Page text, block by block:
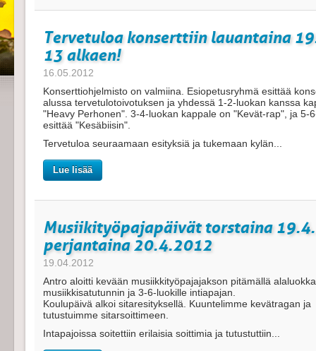
Tervetuloa konserttiin lauantaina
13 alkaen!
16.05.2012
Konserttiohjelmisto on valmiina. Esiopetusryhmä esittää
alussa tervetulotoivotuksen ja yhdessä 1-2-luokan kanssa
"Heavy Perhonen". 3-4-luokan kappale on "Kevät-rap", ja 5-
esittää "Kesäbiisin".
Tervetuloa seuraamaan esityksiä ja tukemaan kylän...
Lue lisää
Musiikityöpajapäivät torstaina
perjantaina 20.4.2012
19.04.2012
Antro aloitti kevään musiikkityöpajajakson pitämällä
musiikkisatutunnin ja 3-6-luokille intiapajan.
Koulupäivä alkoi sitaresityksellä. Kuuntelimme kevätragan ja
tutustuimme sitarsoittimeen.
Intapajoissa soitettiin erilaisia soittimia ja tutustuttiin...